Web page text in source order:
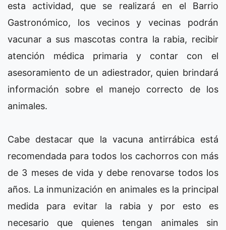
esta actividad, que se realizará en el Barrio
Gastronómico, los vecinos y vecinas podrán
vacunar a sus mascotas contra la rabia, recibir
atención médica primaria y contar con el
asesoramiento de un adiestrador, quien brindará
información sobre el manejo correcto de los
animales.
Cabe destacar que la vacuna antirrábica está
recomendada para todos los cachorros con más
de 3 meses de vida y debe renovarse todos los
años. La inmunización en animales es la principal
medida para evitar la rabia y por esto es
necesario que quienes tengan animales sin